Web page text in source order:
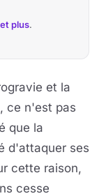
plus.
et la
ce n'est pas
que la
d'attaquer ses
cette raison,
cesse